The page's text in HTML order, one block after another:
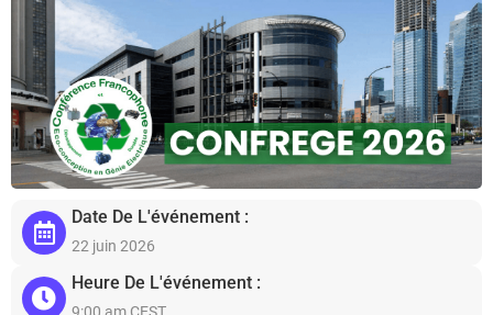
Date De L'événement :
22 juin 2026
Heure De L'événement :
9:00 am CEST